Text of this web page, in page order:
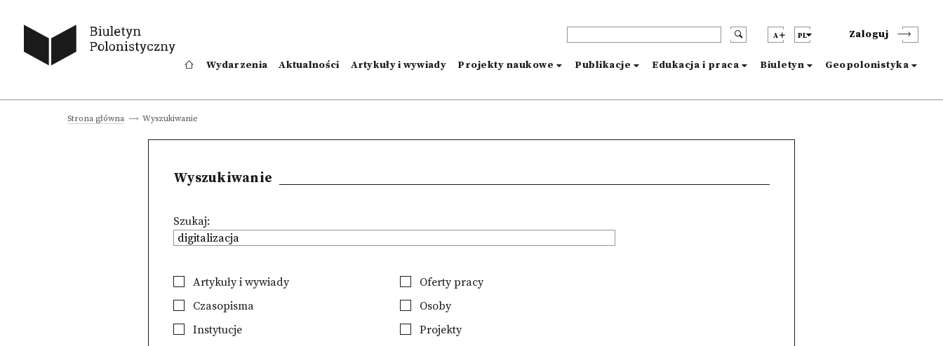
A PL Zaloguj
Wydarzenia Aktualności Artykuły i wywiady Projekty naukowe Publikacje Edukacja i praca Biuletyn Geopolonistyka
Strona główna Wyszukiwanie
Wyszukiwanie
Szukaj:
Artykuły i wywiady
Czasopisma
Instytucje
Oferty pracy
Osoby
Projekty